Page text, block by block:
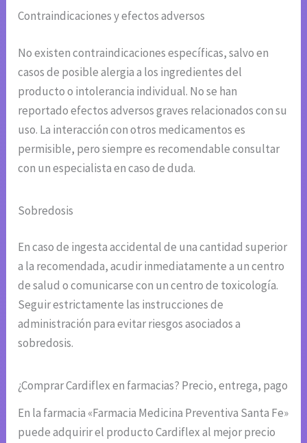
Contraindicaciones y efectos adversos
No existen contraindicaciones específicas, salvo en
casos de posible alergia a los ingredientes del
producto o intolerancia individual. No se han
reportado efectos adversos graves relacionados con su
uso. La interacción con otros medicamentos es
permisible, pero siempre es recomendable consultar
con un especialista en caso de duda.
Sobredosis
En caso de ingesta accidental de una cantidad superior
a la recomendada, acudir inmediatamente a un centro
de salud o comunicarse con un centro de toxicología.
Seguir estrictamente las instrucciones de
administración para evitar riesgos asociados a
sobredosis.
¿Comprar Cardiflex en farmacias? Precio, entrega, pago
En la farmacia «Farmacia Medicina Preventiva Santa Fe»
puede adquirir el producto Cardiflex al mejor precio